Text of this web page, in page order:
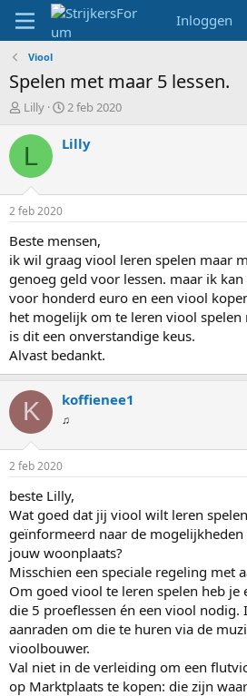
Inloggen
Viool
Spelen met maar 5 lessen.
T
p
s
a
r
e
r
Lilly
S
a
t
u
2 feb 2020
L Lilly
2 feb 2020
Beste mensen,
ik wil graag viool leren spelen maar
genoeg geld voor lessen. maar ik
voor honderd euro en een viool
het mogelijk om te leren viool spelen
is dit een onverstandige keus.
Alvast bedankt.
K koffienee1
♫
2 feb 2020
beste Lilly,
Wat goed dat jij viool wilt leren
geïnformeerd naar de
jouw woonplaats?
Misschien een speciale regeling met
Om goed viool te leren spelen heb je
die 5 proeflessen én een viool nodig.
aanraden om die te huren via de
vioolbouwer.
Val niet in de verleiding om een
op Marktplaats te kopen: die zijn